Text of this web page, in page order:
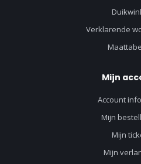
Verklarende
Mijn
Account
Mijn
Mijn
Mijn